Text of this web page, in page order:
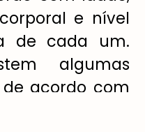
e nível
de cada um.
algumas
acordo com